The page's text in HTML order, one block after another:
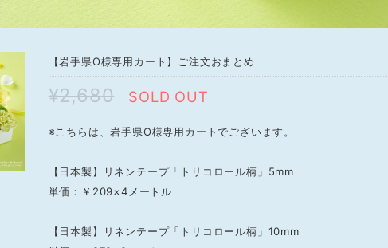
【岩手県O様専用カート】ご注文おまとめ
¥2,680 SOLD OUT
※こちらは、岩手県O様専用カートでございます。
【日本製】リネンテープ「トリコロール柄」5mm
単価：￥209×4メートル
【日本製】リネンテープ「トリコロール柄」10mm